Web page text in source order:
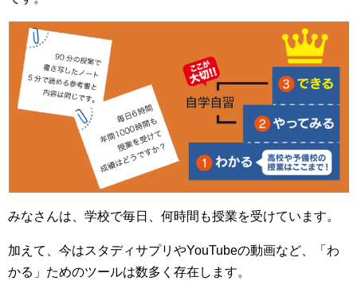
みなさんは、学校で毎日、何時間も授業を受けています。
加えて、今はスタディサプリやYouTubeの動画など、「わ
かる」ためのツールは数多く存在します。